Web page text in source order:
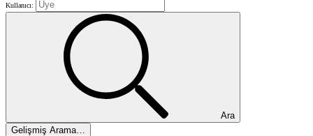
Kullanıcı:
Ara
Gelişmiş Arama…